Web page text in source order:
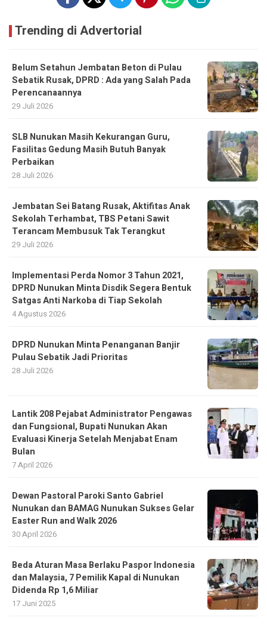
Trending di Advertorial
Belum Setahun Jembatan Beton di Pulau
Sebatik Rusak, DPRD : Ada yang Salah Pada
Perencanaannya
29 Juli 2026
SLB Nunukan Masih Kekurangan Guru,
Fasilitas Gedung Masih Butuh Banyak
Perbaikan
28 Juli 2026
Jembatan Sei Batang Rusak, Aktifitas Anak
Sekolah Terhambat, TBS Petani Sawit
Terancam Membusuk Tak Terangkut
29 Juli 2026
Implementasi Perda Nomor 3 Tahun 2021,
DPRD Nunukan Minta Disdik Segera Bentuk
Satgas Anti Narkoba di Tiap Sekolah
4 Agustus 2026
DPRD Nunukan Minta Penanganan Banjir
Pulau Sebatik Jadi Prioritas
28 Juli 2026
Lantik 208 Pejabat Administrator Pengawas
dan Fungsional, Bupati Nunukan Akan
Evaluasi Kinerja Setelah Menjabat Enam
Bulan
7 April 2026
Dewan Pastoral Paroki Santo Gabriel
Nunukan dan BAMAG Nunukan Sukses Gelar
Easter Run and Walk 2026
30 April 2026
Beda Aturan Masa Berlaku Paspor Indonesia
dan Malaysia, 7 Pemilik Kapal di Nunukan
Didenda Rp 1,6 Miliar
17 Juni 2025